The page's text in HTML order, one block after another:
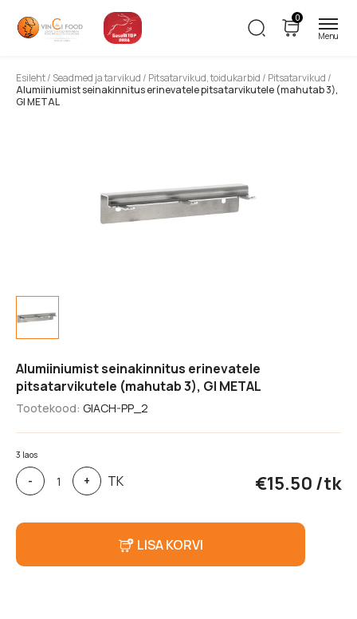
0
Esileht/ Seadmed ja tarvikud / Pitsatarvikud, toidukarbid / Pitsatarvikud /
Alumiiniumist seinakinnitus erinevatele pitsatarvikutele (mahutab 3),
GI METAL
Alumiiniumist seinakinnitus erinevatele
pitsatarvikutele (mahutab 3), GI METAL
Tootekood: GIACH-PP_2
3 laos
-
Alumiiniumist
seinakinnitus
pitsatarvikutele
GI
+ TK €15.50 /tk
LISA KORVI